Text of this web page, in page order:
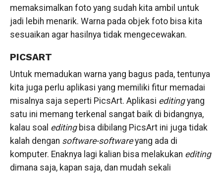
memaksimalkan foto yang sudah kita ambil untuk
jadi lebih menarik. Warna pada objek foto bisa kita
sesuaikan agar hasilnya tidak mengecewakan.
PICSART
Untuk memadukan warna yang bagus pada, tentunya
kita juga perlu aplikasi yang memiliki fitur memadai
misalnya saja seperti PicsArt. Aplikasi editingyang
satu ini memang terkenal sangat baik di bidangnya,
kalau soal editingbisa dibilang PicsArt ini juga tidak
kalah dengan software-softwareyang ada di
komputer. Enaknya lagi kalian bisa melakukan editing
dimana saja, kapan saja, dan mudah sekali